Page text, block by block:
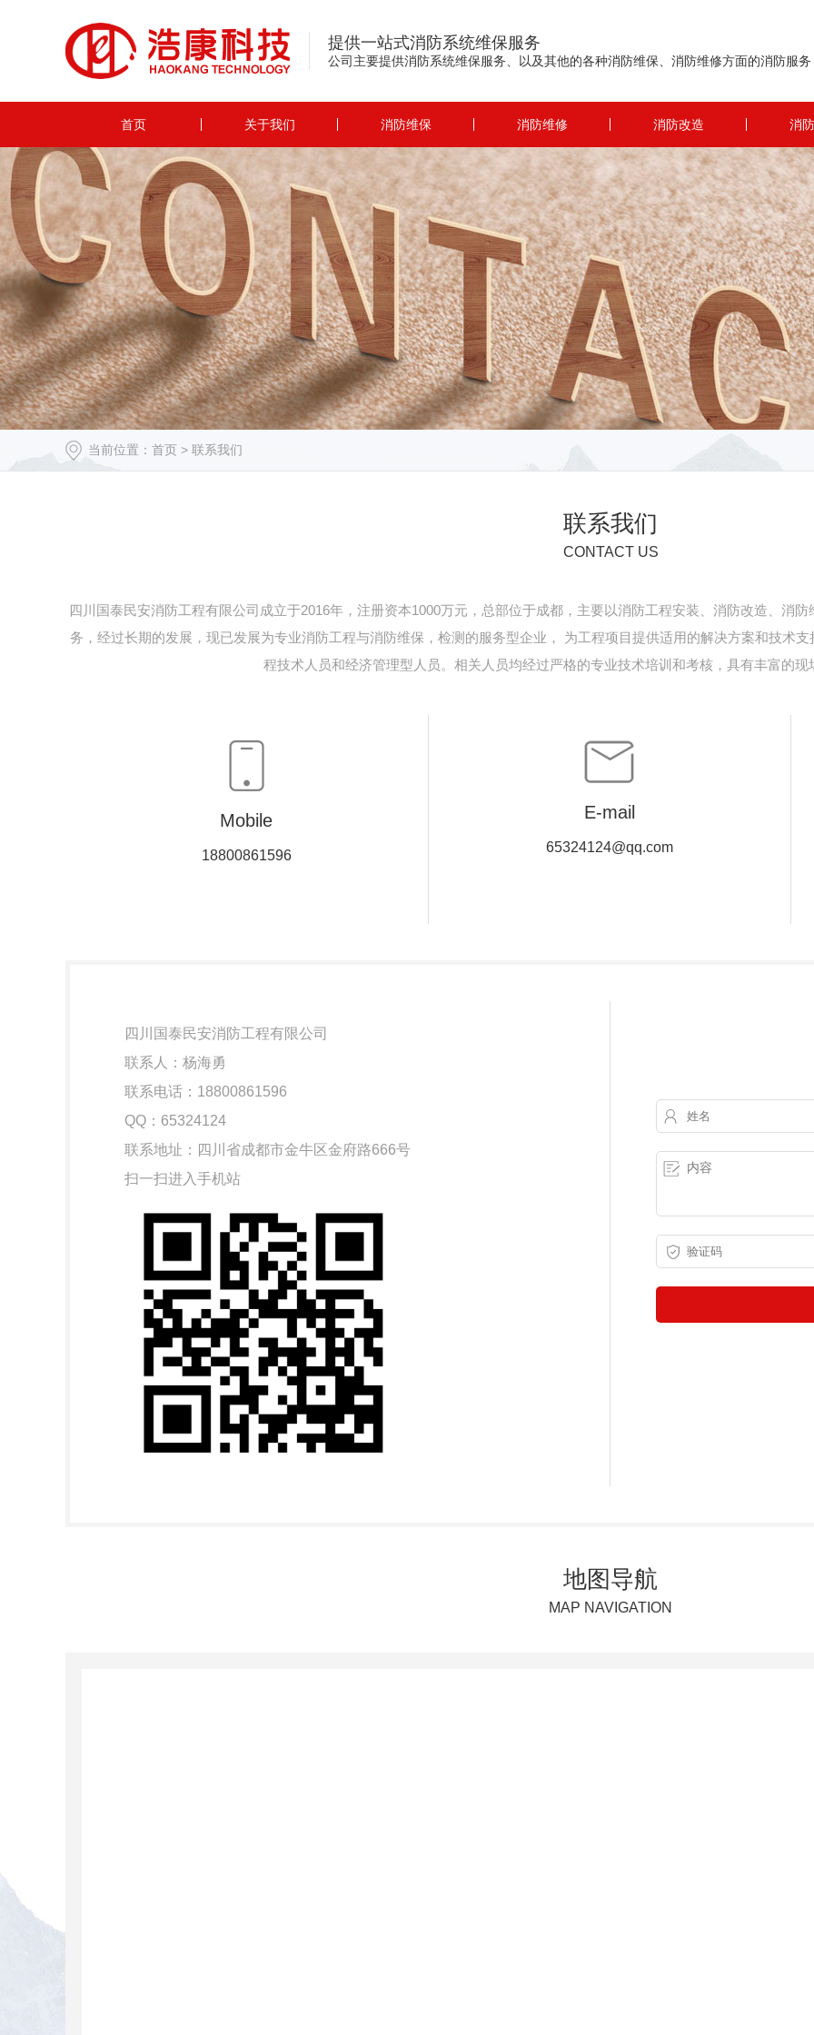
提供一站式消防系统维保服务
公司主要提供消防系统维保服务、以及其他的各种消防维保、消防维修方面的消防服务
首页 关于我们 消防维保 消防维修 消防改造 消
当前位置： 首页 > 联系我们
联系我们
CONTACT US
四川国泰民安消防工程有限公司成立于2016年，注册资本1000万元，总部位于成都，主要以消防工程安装、消防改造、消
务，经过长期的发展，现已发展为专业消防工程与消防维保，检测的服务型企业， 为工程项目提供适用的解决方案和技术
程技术人员和经济管理型人员。相关人员均经过严格的专业技术培训和考核，具有丰富的
Mobile
18800861596
E-mail
65324124@qq.com
四川国泰民安消防工程有限公司
联系人：杨海勇
联系电话：18800861596
QQ：65324124
联系地址：四川省成都市金牛区金府路666号
扫一扫进入手机站
地图导航
MAP NAVIGATION